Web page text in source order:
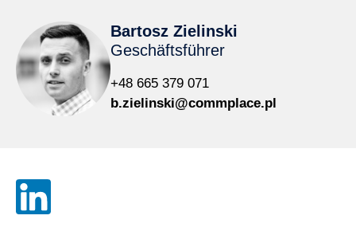
Bartosz Zielinski
Geschäftsführer
+48 665 379 071
b.zielinski@commplace.pl